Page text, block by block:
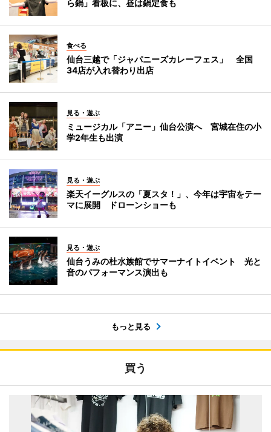
ら鍋」看板に、昼は鍋定食も
食べる
仙台三越で「ジャパニーズカレーフェス」 全国
34店が入れ替わり出店
見る・遊ぶ
ミュージカル「アニー」仙台公演へ 宮城在住の小
学2年生も出演
見る・遊ぶ
楽天イーグルスの「夏スタ！」、今年は宇宙をテー
マに展開 ドローンショーも
見る・遊ぶ
仙台うみの杜水族館でサマーナイトイベント 光と
音のパフォーマンス演出も
もっと見る
買う